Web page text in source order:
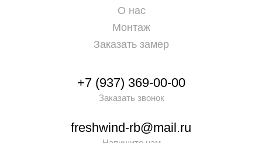
+7 (937) 369-00-00
Заказать звонок
freshwind-rb@mail.ru
О нас
Монтаж
Заказать замер